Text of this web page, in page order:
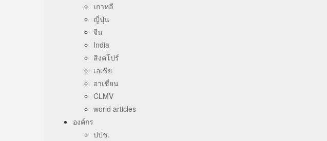
เกาหลี
ญี่ปุ่น
จีน
India
สิงคโปร์
เอเชีย
อาเชี่ยน
CLMV
world articles
องค์กร
ปปช.